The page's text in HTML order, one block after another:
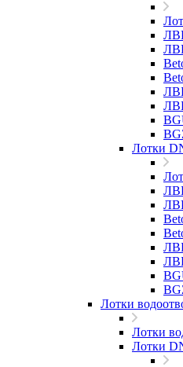
Лотки
Лотки
Лотки
Лотки